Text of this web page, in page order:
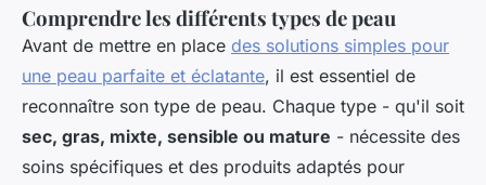
Comprendre les différents types de peau
Avant de mettre en place des solutions simples pour
une peau parfaite et éclatante, il est essentiel de
reconnaître son type de peau. Chaque type - qu'il soit
sec, gras, mixte, sensible ou mature - nécessite des
soins spécifiques et des produits adaptés pour